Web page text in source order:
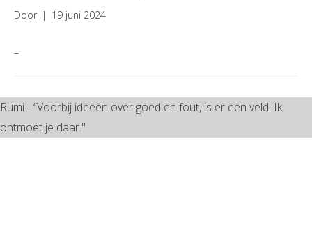
Door | 19 juni 2024
–
Rumi - “Voorbij ideeën over goed en fout, is er een veld. Ik
ontmoet je daar."